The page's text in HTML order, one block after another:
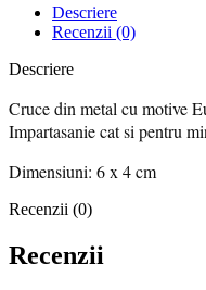
Descriere
Recenzii (0)
Descriere
Cruce din metal cu motive
Impartasanie cat si pentru
Dimensiuni: 6 x 4 cm
Recenzii (0)
Recenzii